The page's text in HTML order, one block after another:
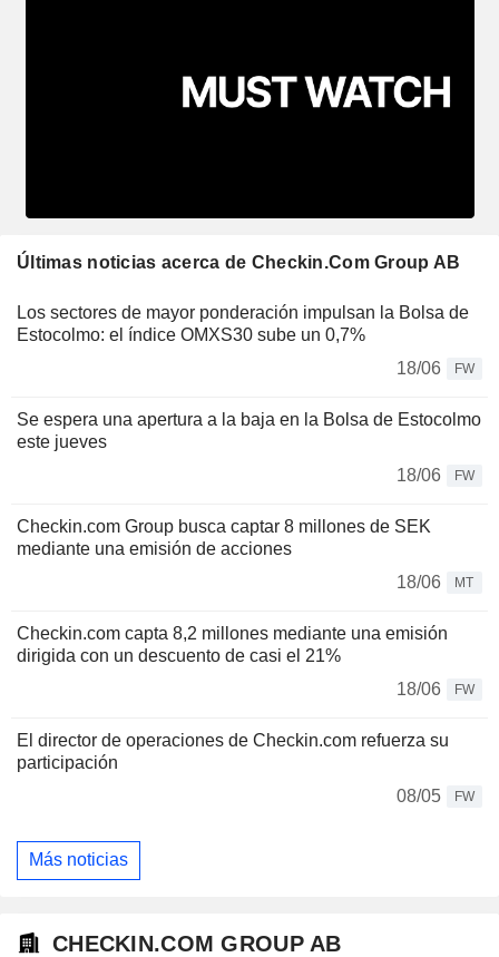
Últimas noticias acerca de Checkin.Com Group AB
Los sectores de mayor ponderación impulsan la Bolsa de
Estocolmo: el índice OMXS30 sube un 0,7%
18/06
FW
Se espera una apertura a la baja en la Bolsa de Estocolmo
este jueves
18/06
FW
Checkin.com Group busca captar 8 millones de SEK
mediante una emisión de acciones
18/06
MT
Checkin.com capta 8,2 millones mediante una emisión
dirigida con un descuento de casi el 21%
18/06
FW
El director de operaciones de Checkin.com refuerza su
participación
08/05
FW
Más noticias
CHECKIN.COM GROUP AB